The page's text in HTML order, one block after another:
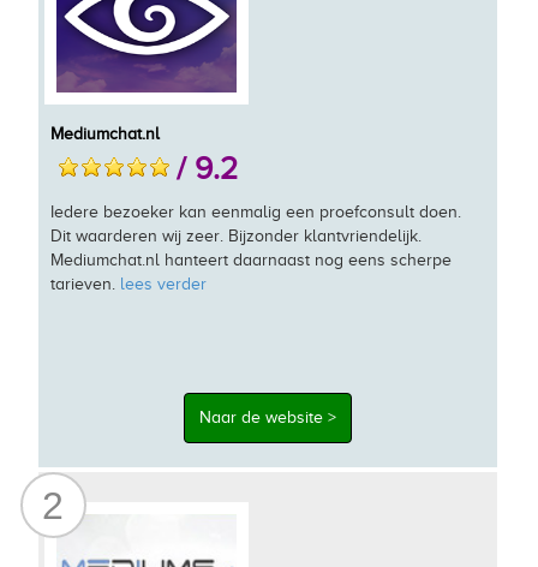
Mediumchat.nl
/ 9.2
Iedere bezoeker kan eenmalig een proefconsult doen.
Dit waarderen wij zeer. Bijzonder klantvriendelijk.
Mediumchat.nl hanteert daarnaast nog eens scherpe
tarieven. lees verder
Naar de website >
2